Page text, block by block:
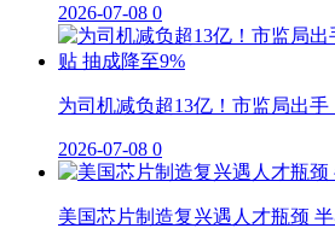
2026-07-08 0
为司机减负超13亿！市监局出
2026-07-08 0
美国芯片制造复兴遇人才瓶颈